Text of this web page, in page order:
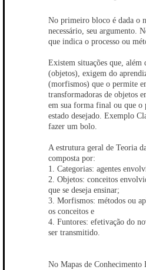
No primeiro bloco é dada o
necessário, seu argumento.
que indica o processo ou
Existem situações que, além
(objetos), exigem do
(morfismos) que o permite
transformadoras de objetos
em sua forma final ou que o
estado desejado. Exemplo
fazer um bolo.
A estrutura geral de Teoria
composta por:
1. Categorias: agentes
2. Objetos: conceitos
que se deseja ensinar;
3. Morfismos: métodos ou
os conceitos e
4. Funtores: efetivação do
ser transmitido.
No Mapas de Conhecimento